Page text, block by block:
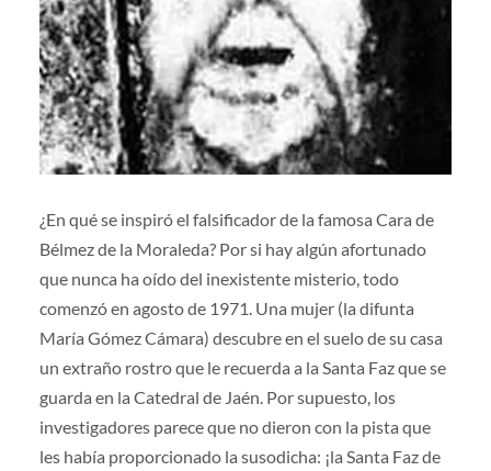
¿En qué se inspiró el falsificador de la famosa Cara de
Bélmez de la Moraleda? Por si hay algún afortunado
que nunca ha oído del inexistente misterio, todo
comenzó en agosto de 1971. Una mujer (la difunta
María Gómez Cámara) descubre en el suelo de su casa
un extraño rostro que le recuerda a la Santa Faz que se
guarda en la Catedral de Jaén. Por supuesto, los
investigadores parece que no dieron con la pista que
les había proporcionado la susodicha: ¡la Santa Faz de